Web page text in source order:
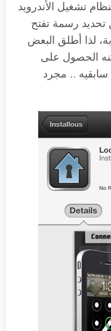
تشغيل الأندرويد
رسمة تفتح
لذا أطلق البعض
الحصول على
.. مجرد